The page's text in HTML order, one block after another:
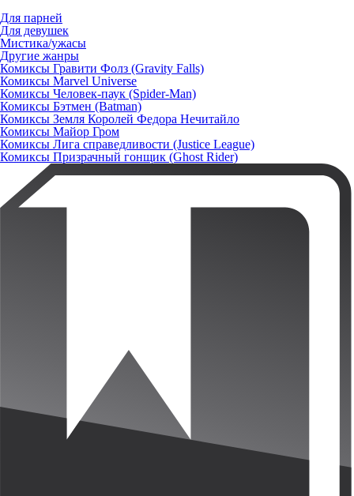
Для парней
Для девушек
Мистика/ужасы
Другие жанры
Комиксы Гравити Фолз (Gravity Falls)
Комиксы Marvel Universe
Комиксы Человек-паук (Spider-Man)
Комиксы Бэтмен (Batman)
Комиксы Земля Королей Федора Нечитайло
Комиксы Майор Гром
Комиксы Лига справедливости (Justice League)
Комиксы Призрачный гонщик (Ghost Rider)